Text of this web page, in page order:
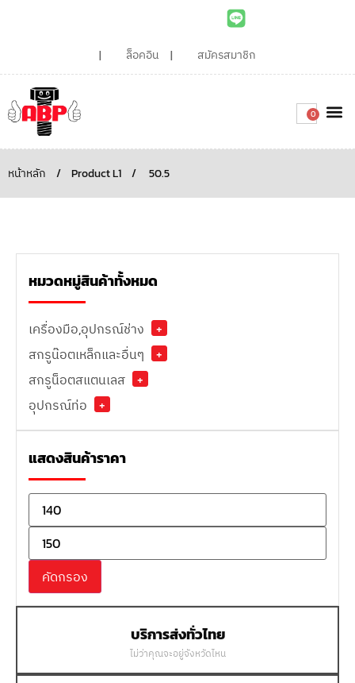
ล็อคอิน สมัครสมาชิก
0
หน้าหลัก / Product L1 / 50.5
หมวดหมู่สินค้าทั้งหมด
เครื่องมือ,อุปกรณ์ช่าง
+
สกรูน๊อตเหล็กและอื่นๆ
+
สกรูน็อตสแตนเลส
+
อุปกรณ์ท่อ
+
แสดงสินค้าราคา
คัดกรอง
บริการส่งทั่วไทย
ไม่ว่าคุณจะอยู่จังหวัดไหน